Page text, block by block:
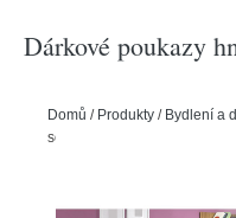
Dárkové poukazy
Domů / Produkty / Bydlení a
soupravu Karmela plus Jaro,